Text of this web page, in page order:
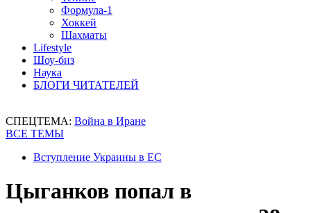
Формула-1
Хоккей
Шахматы
Lifestyle
Шоу-биз
Наука
БЛОГИ ЧИТАТЕЛЕЙ
СПЕЦТЕМА: Война в Иране
ВСЕ ТЕМЫ
Вступление Украины в ЕС
Цыганков попал в